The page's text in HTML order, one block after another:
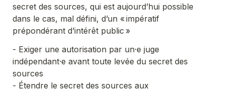
secret des sources, qui est aujourd’hui possible
dans le cas, mal défini, d’un « impératif
- Exiger une autorisation par un·e juge
indépendant·e avant toute levée du secret des
sources
- Étendre le secret des sources aux